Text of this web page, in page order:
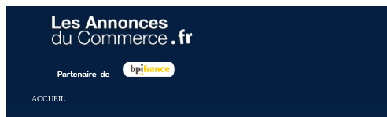
ACCUEIL
Panneau de gestion des cookies